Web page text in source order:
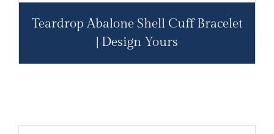
Teardrop Abalone Shell Cuff Bracelet
| Design Yours